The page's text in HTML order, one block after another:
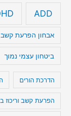
ADD
אבחון הפרעת קשב
ביטחון עצמי נמוך
הדרכת הורים
הפרעת קשב וריכוז